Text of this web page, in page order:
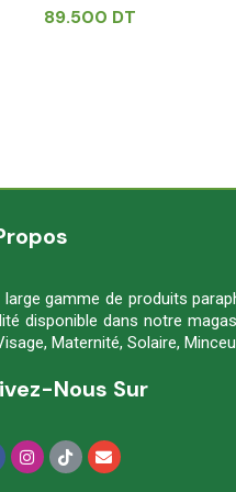
89.500 DT
large gamme de produits
disponible dans notre
Maternité, Solaire,
Nous Sur